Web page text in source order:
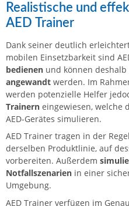
Realistische und
AED Trainer
Dank seiner deutlich
mobilen Einsetzbarkeit sind
bedienen und können deshalb
angewandt werden. Im
werden potenzielle Helfer
Trainern eingewiesen, welche
AED-Gerätes simulieren.
AED Trainer tragen in der
derselben Produktlinie, auf
vorbereiten. Außerdem
Notfallszenarien in einer
Umgebung.
AED Trainer verfügen im